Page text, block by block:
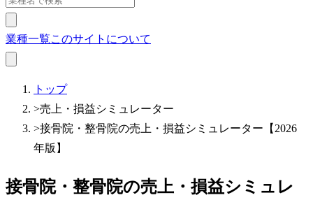
業種一覧このサイトについて
トップ
>売上・損益シミュレーター
>接骨院・整骨院の売上・損益シミュレーター【2026
年版】
接骨院・整骨院の売上・損益シミュレ